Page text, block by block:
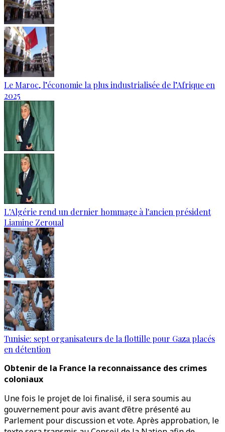
Le Maroc, l’économie la plus industrialisée de l’Afrique en
2025
L'Algérie rend un dernier hommage à l'ancien président
Liamine Zeroual
Tunisie: sept organisateurs de la flottille pour Gaza placés
en détention
Obtenir de la France la reconnaissance des crimes
coloniaux
Une fois le projet de loi finalisé, il sera soumis au
gouvernement pour avis avant d’être présenté au
Parlement pour discussion et vote. Après approbation, le